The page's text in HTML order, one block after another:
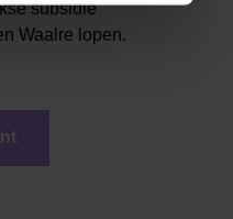
subsidie
Waalre lopen.